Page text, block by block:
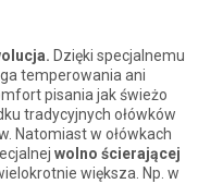
Dzięki specjalnemu
temperowania ani
pisania jak świeżo
tradycyjnych ołówków
Natomiast w ołówkach
wolno ścierającej
większa. Np. w